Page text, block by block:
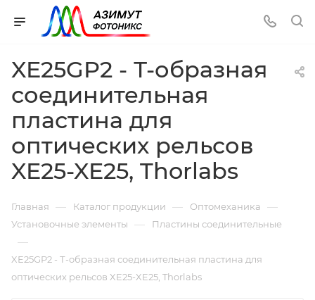
XE25GP2 - Т-образная
соединительная
пластина для
оптических рельсов
XE25-XE25, Thorlabs
Главная — Каталог продукции — Оптомеханика —
Установочные элементы — Пластины соединительные
—
XE25GP2 - Т-образная соединительная пластина для
оптических рельсов XE25-XE25, Thorlabs